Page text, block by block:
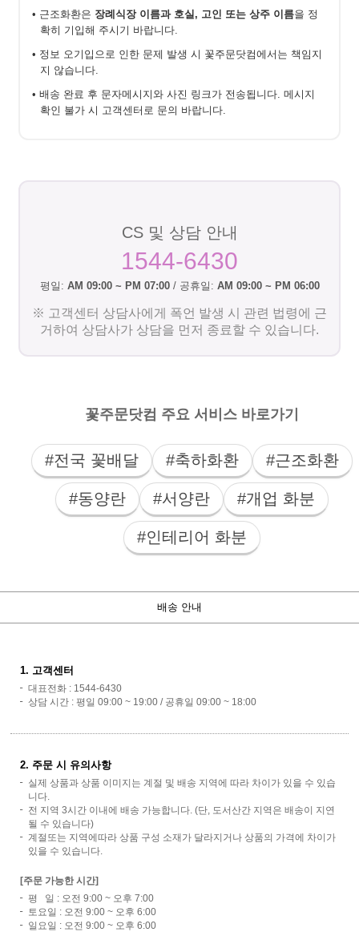
• 근조화환은 장례식장 이름과 호실, 고인 또는 상주 이름을 정
확히 기입해 주시기 바랍니다.
• 정보 오기입으로 인한 문제 발생 시 꽃주문닷컴에서는 책임지
지 않습니다.
• 배송 완료 후 문자메시지와 사진 링크가 전송됩니다. 메시지
확인 불가 시 고객센터로 문의 바랍니다.
CS 및 상담 안내
1544-6430
평일: AM 09:00 ~ PM 07:00 / 공휴일: AM 09:00 ~ PM 06:00
※ 고객센터 상담사에게 폭언 발생 시 관련 법령에 근
거하여 상담사가 상담을 먼저 종료할 수 있습니다.
꽃주문닷컴 주요 서비스 바로가기
#전국 꽃배달 #축하화환 #근조화환
#동양란 #서양란 #개업 화분
#인테리어 화분
배송 안내
1. 고객센터
대표전화 : 1544-6430
상담 시간 : 평일 09:00 ~ 19:00 / 공휴일 09:00 ~ 18:00
2. 주문 시 유의사항
실제 상품과 상품 이미지는 계절 및 배송 지역에 따라 차이가 있을 수 있습
니다.
전 지역 3시간 이내에 배송 가능합니다. (단, 도서산간 지역은 배송이 지연
될 수 있습니다)
계절또는 지역에따라 상품 구성 소재가 달라지거나 상품의 가격에 차이가
있을 수 있습니다.
[주문 가능한 시간]
평 일 : 오전 9:00 ~ 오후 7:00
토요일 : 오전 9:00 ~ 오후 6:00
일요일 : 오전 9:00 ~ 오후 6:00